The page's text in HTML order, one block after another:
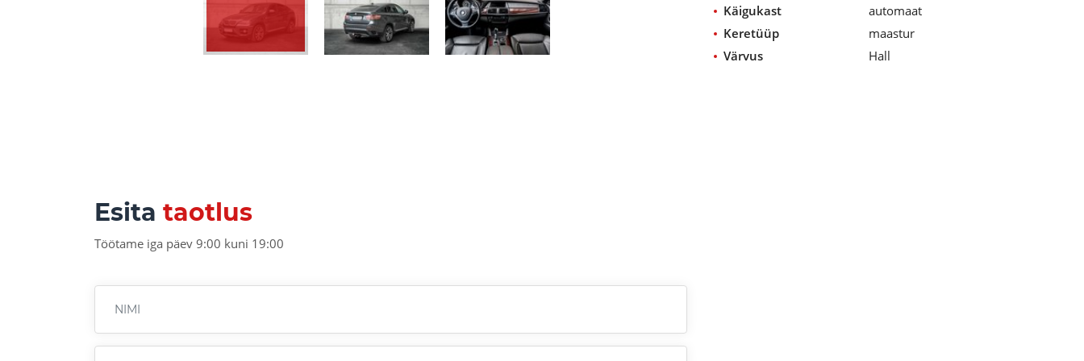
Käigukast
automaat
Keretüüp
maastur
Värvus
Hall
Esita taotlus
Töötame iga päev 9:00 kuni 19:00